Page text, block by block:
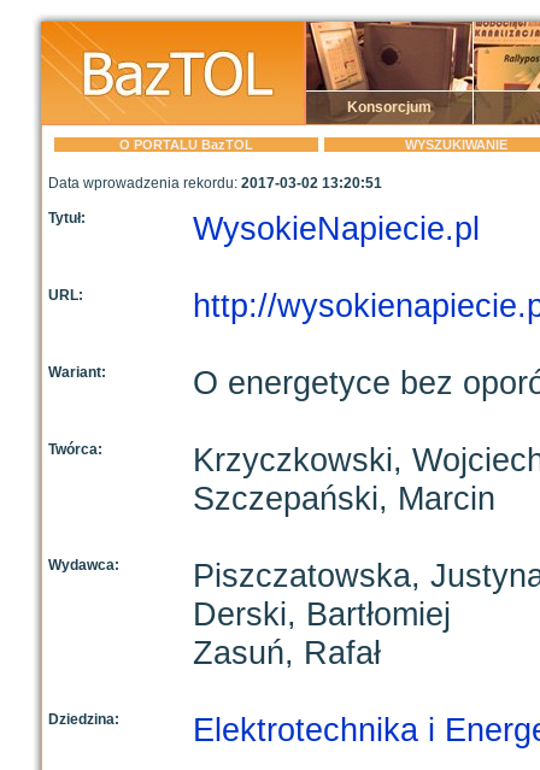
Konsorcjum
O PORTALU BazTOL WYSZUKIWANIE
Data wprowadzenia rekordu: 2017-03-02 13:20:51
Tytuł: WysokieNapiecie.pl
URL: http://
Wariant: O energetyce bez
Twórca:
Krzyczkowski,
Szczepański, Marcin
Wydawca:
Piszczatowska,
Derski, Bartłomiej
Zasuń, Rafał
Dziedzina: Elektrotechnika i